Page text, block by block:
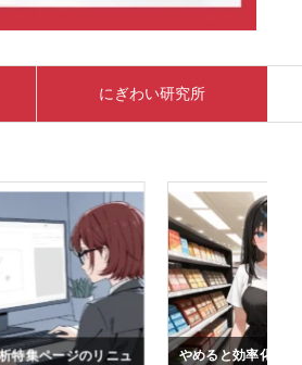
にぎわい研究所
特集ページのリニュ
やめると効率化〜